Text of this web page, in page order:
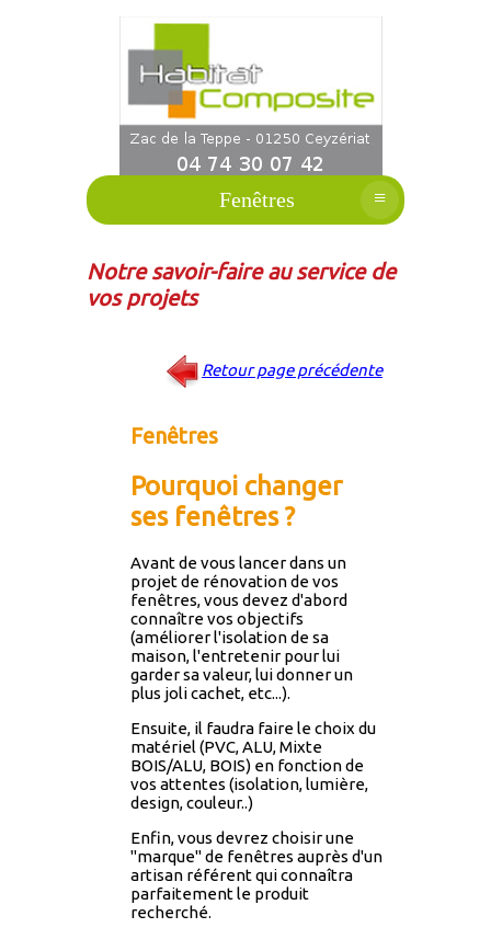
Fenêtres ≡
Notre savoir-faire au service de
vos projets
Retour page précédente
Fenêtres
Pourquoi changer
ses fenêtres ?
Avant de vous lancer dans un
projet de rénovation de vos
fenêtres, vous devez d'abord
connaître vos objectifs
(améliorer l'isolation de sa
maison, l'entretenir pour lui
garder sa valeur, lui donner un
plus joli cachet, etc...).
Ensuite, il faudra faire le choix du
matériel (PVC, ALU, Mixte
BOIS/ALU, BOIS) en fonction de
vos attentes (isolation, lumière,
design, couleur..)
Enfin, vous devrez choisir une
"marque" de fenêtres auprès d'un
artisan référent qui connaîtra
parfaitement le produit
recherché.